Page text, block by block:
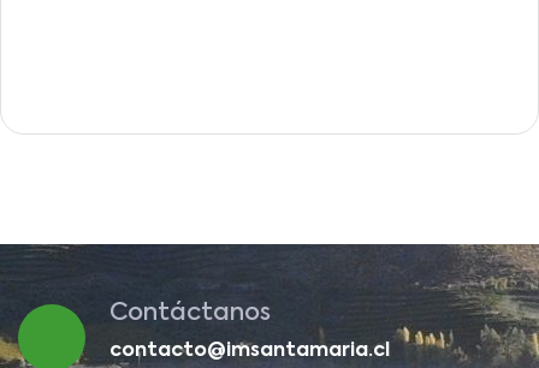
Contáctanos
contacto@imsantamaria.cl